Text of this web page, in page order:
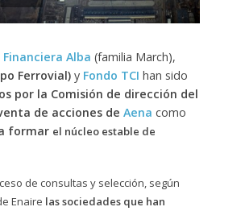
Alba (familia March),
Ferrovial) y Fondo TCI han sido
por la Comisión de dirección del
de acciones de Aena como
formar el núcleo estable de
de consultas y selección, según
Enaire las sociedades que han